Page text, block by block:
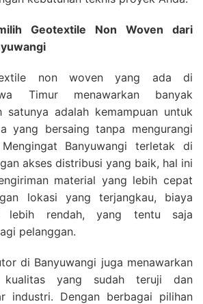
Geotextile Non Woven dari
non woven yang ada di
Timur menawarkan banyak
satunya adalah kemampuan untuk
yang bersaing tanpa mengurangi
Banyuwangi terletak di
akses distribusi yang baik, hal ini
material yang lebih cepat
lokasi yang terjangkau, biaya
lebih rendah, yang tentu saja
pelanggan.
di Banyuwangi juga menawarkan
kualitas yang sudah teruji dan
industri. Dengan berbagai pilihan